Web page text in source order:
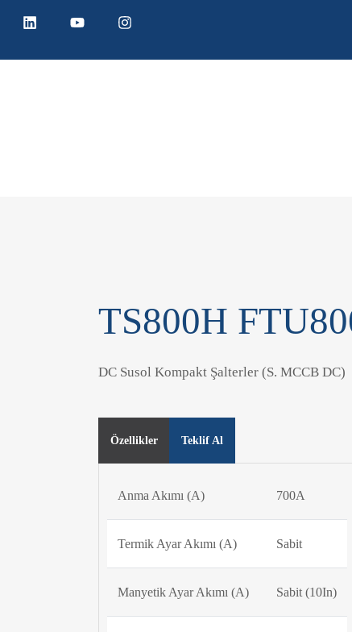
TS800H
DC Susol Kompakt Şalterler (S. MCCB DC)
Özellikler Teklif Al
Anma Akımı (A) 700A
Termik Ayar Akımı (A) Sabit
Manyetik Ayar Akımı (A) Sabit (10In)